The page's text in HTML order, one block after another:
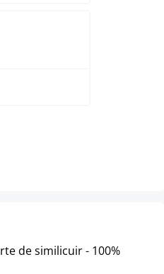
pour le moment.)
de similicuir - 100%